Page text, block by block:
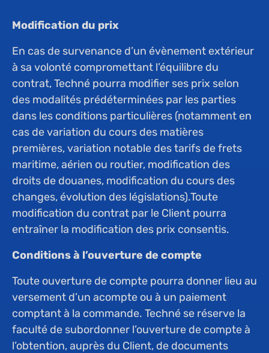
Modification du prix
En cas de survenance d’un évènement extérieur
à sa volonté compromettant l’équilibre du
contrat, Techné pourra modifier ses prix selon
des modalités prédéterminées par les parties
dans les conditions particulières (notamment en
cas de variation du cours des matières
premières, variation notable des tarifs de frets
maritime, aérien ou routier, modification des
droits de douanes, modification du cours des
changes, évolution des législations).Toute
modification du contrat par le Client pourra
entraîner la modification des prix consentis.
Conditions à l’ouverture de compte
Toute ouverture de compte pourra donner lieu au
versement d’un acompte ou à un paiement
comptant à la commande. Techné se réserve la
faculté de subordonner l’ouverture de compte à
l’obtention, auprès du Client, de documents